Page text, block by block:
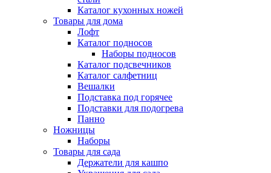
Каталог кухонных ножей
Товары для дома
Лофт
Каталог подносов
Наборы подносов
Каталог подсвечников
Каталог салфетниц
Вешалки
Подставка под горячее
Подставки для подогрева
Панно
Ножницы
Наборы
Товары для сада
Держатели для кашпо